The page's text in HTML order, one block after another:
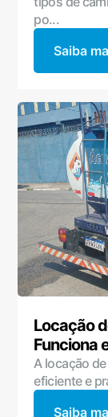
po...
Saiba
Locação
Funciona
A locação
eficiente e
Saiba